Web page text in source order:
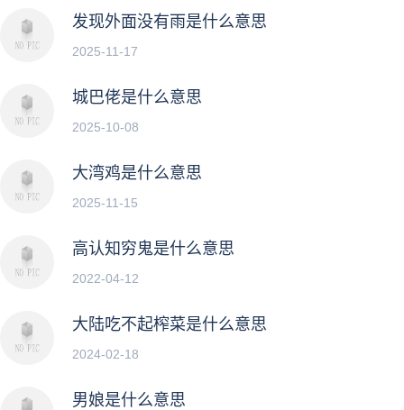
发现外面没有雨是什么意思
2025-11-17
城巴佬是什么意思
2025-10-08
大湾鸡是什么意思
2025-11-15
高认知穷鬼是什么意思
2022-04-12
大陆吃不起榨菜是什么意思
2024-02-18
男娘是什么意思